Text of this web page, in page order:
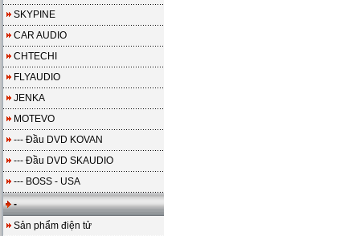
SKYPINE
CAR AUDIO
CHTECHI
FLYAUDIO
JENKA
MOTEVO
--- Đầu DVD KOVAN
--- Đầu DVD SKAUDIO
--- BOSS - USA
-
Sản phẩm điện tử